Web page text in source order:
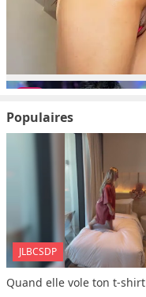
Populaires
JLBCSDP
Quand elle vole ton t-shirt